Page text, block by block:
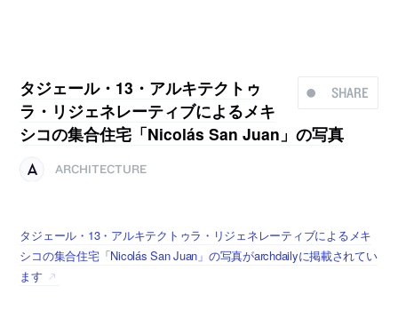
SHARE
タジェール・13・アルキテクトゥ
ラ・リジェネレーティブによるメキ
シコの集合住宅「Nicolás San Juan」の写真
ARCHITECTURE
タジェール・13・アルキテクトゥラ・リジェネレーティブによるメキ
シコの集合住宅「Nicolás San Juan」の写真がarchdailyに掲載されてい
ます